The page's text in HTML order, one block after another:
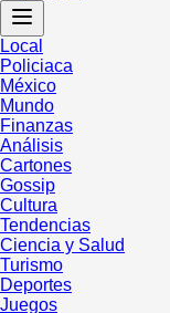
Local
Policiaca
México
Mundo
Finanzas
Análisis
Cartones
Gossip
Cultura
Tendencias
Ciencia y Salud
Turismo
Deportes
Juegos